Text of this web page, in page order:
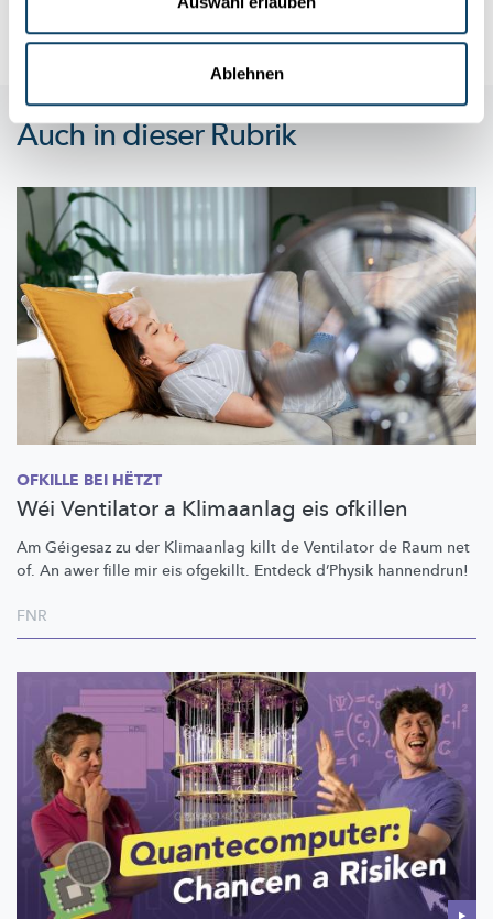
Ablehnen
Auch in dieser Rubrik
OFKILLE BEI HËTZT
Wéi Ventilator a Klimaanlag eis ofkillen
Am Géigesaz zu der Klimaanlag killt de Ventilator de Raum net
of. An awer fille mir eis ofgekillt. Entdeck d’Physik hannendrun!
FNR